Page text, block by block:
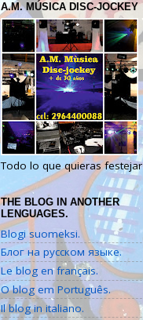
A.M. MÚSICA DISC-JOCKEY
Todo lo que quieras festejar
THE BLOG IN ANOTHER
LENGUAGES.
Blogi suomeksi.
Блог на русском языке.
Le blog en français.
O blog em Português.
Il blog in italiano.